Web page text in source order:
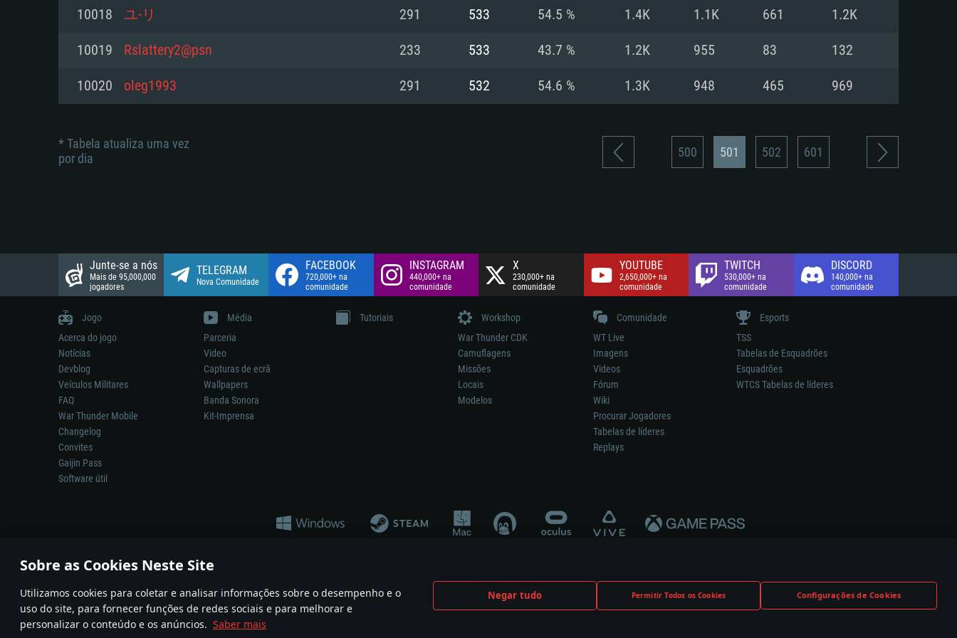
Sobre as Cookies Neste Site
Utilizamos cookies para coletar e analisar informações sobre o desempenho e o
uso do site, para fornecer funções de redes sociais e para melhorar e
personalizar o conteúdo e os anúncios. Saber mais
Negar tudo Permitir Todos os Cookies Configurações de Cookies
Disco: 23,1 GB
Network: Internet de banda larga.
Disco: 21,5 GB
Disco: 60,2 GB
Network: Internet de banda larga.
Disco: 21,5 GB
Network: Internet de banda larga.
Disco: 60,2 GB
10018 ユ-リ 291 533 54.5 % 1.4K 1.1K 661 1.2K
10019 Rslattery2@psn 233 533 43.7 % 1.2K 955 83 132
10020 oleg1993 291 532 54.6 % 1.3K 948 465 969
* Tabela atualiza uma vez
por dia
500 501 502 601
Junte-se a nós
Mais de 95,000,000
jogadores
TELEGRAM
Nova Comunidade
FACEBOOK
720,000+ na
comunidade
INSTAGRAM
440,000+ na
comunidade
X
230,000+ na
comunidade
YOUTUBE
2,650,000+ na
comunidade
TWITCH
530,000+ na
comunidade
DISCORD
140,000+ na
comunidade
Jogo
Acerca do jogo
Notícias
Devblog
Veículos Militares
FAQ
War Thunder Mobile
Changelog
Convites
Gaijin Pass
Software útil
Média
Parceria
Video
Capturas de ecrã
Wallpapers
Banda Sonora
Kit-Imprensa
Tutoriais
Workshop
War Thunder CDK
Camuflagens
Missões
Locais
Modelos
Comunidade
WT Live
Imagens
Videos
Fórum
Wiki
Procurar Jogadores
Tabelas de líderes
Replays
Esports
TSS
Tabelas de Esquadrões
Esquadrões
WTCS Tabelas de líderes
A reprodução de qualquer sistema de armas ou veículo neste jogo não significa participação no desenvolvimento, patrocínio ou aval do respetivo construtor.
© 2011—2026 Gaijin Games Kft. All trademarks, logos and brand names are the property of their respective owners.
Termos e condições Termos de Serviço